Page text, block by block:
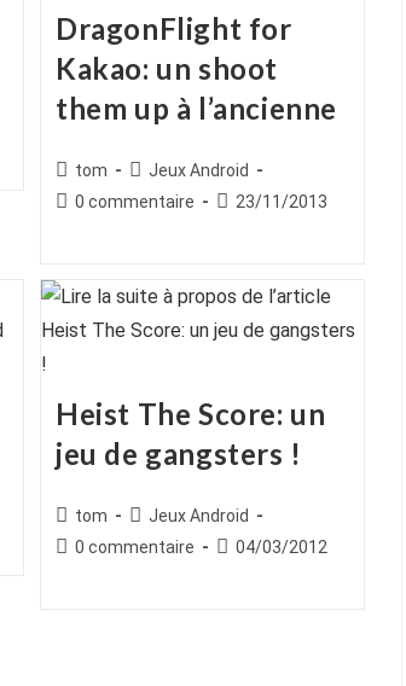
DragonFlight for
Kakao: un shoot
them up à l’ancienne
Auteur/autrice
de
tom
Post
category:
Jeux Android
Commentaires
publication :
0 commentaire
Publication
23/11/2013
Heist The Score: un
jeu de gangsters !
Auteur/autrice
de
tom
Post
category:
Jeux Android
Commentaires
0 commentaire
Publication
04/03/2012